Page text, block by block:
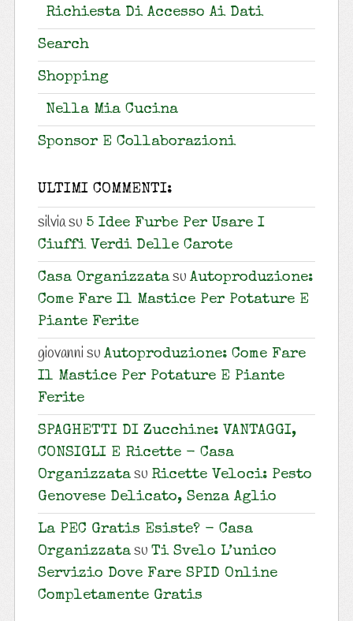
Richiesta Di Accesso Ai Dati
Search
Shopping
Nella Mia Cucina
Sponsor E Collaborazioni
ULTIMI COMMENTI:
silviasu 5 Idee Furbe Per Usare I
Ciuffi Verdi Delle Carote
Casa OrganizzatasuAutoproduzione:
Come Fare Il Mastice Per Potature E
Piante Ferite
giovannisuAutoproduzione: Come Fare
Il Mastice Per Potature E Piante
Ferite
SPAGHETTI DI Zucchine: VANTAGGI,
CONSIGLI E Ricette - Casa
Organizzatasu Ricette Veloci: Pesto
Genovese Delicato, Senza Aglio
La PEC Gratis Esiste? - Casa
Organizzatasu Ti Svelo L’unico
Servizio Dove Fare SPID Online
Completamente Gratis